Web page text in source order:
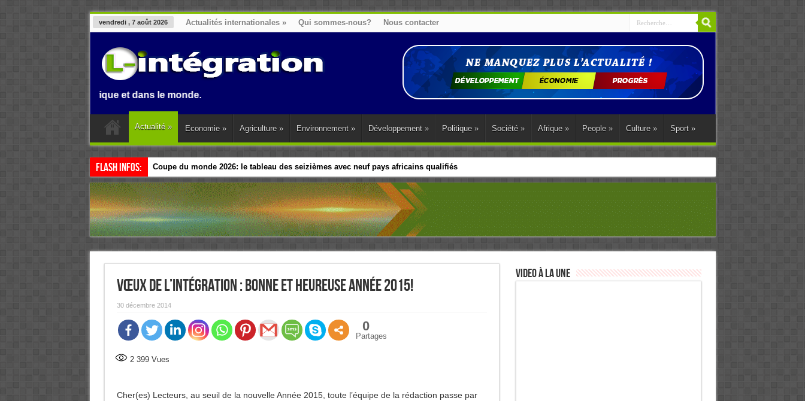
vendredi , 7 août 2026 Actualités internationales » Qui sommes-nous? Nous contacter
en Afrique et dans le monde.
Actualité » Economie » Agriculture » Environnement » Développement » Politique » Société » Afrique » People » Culture » Sport »
Flash Infos: Coupe du monde 2026: le tableau des seizièmes avec neuf pays africains qualifiés
Esclavage: à Accra, l’Afrique et sa diaspora tentent de parler d’une seule voix sur la question des réparations
Vœux de l’Intégration : Bonne et Heureuse Année 2015!
30 décembre 2014
0
Partages
2 399Vues
Cher(es) Lecteurs, au seuil de la nouvelle Année 2015, toute l’équipe de la rédaction passe par
Video à la Une